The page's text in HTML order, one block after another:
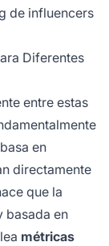
de influencers
Diferentes
entre estas
en
directamente
que la
basada en
métricas